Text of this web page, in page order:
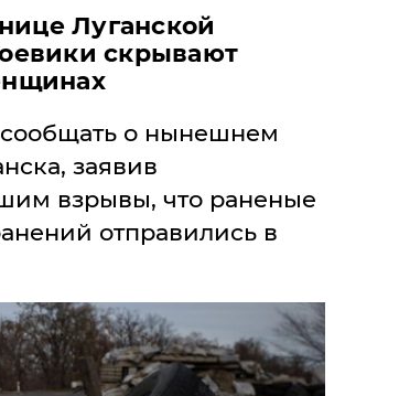
Луганской
скрывают
сообщать о нынешнем
заявив
взрывы, что раненые
отправились в